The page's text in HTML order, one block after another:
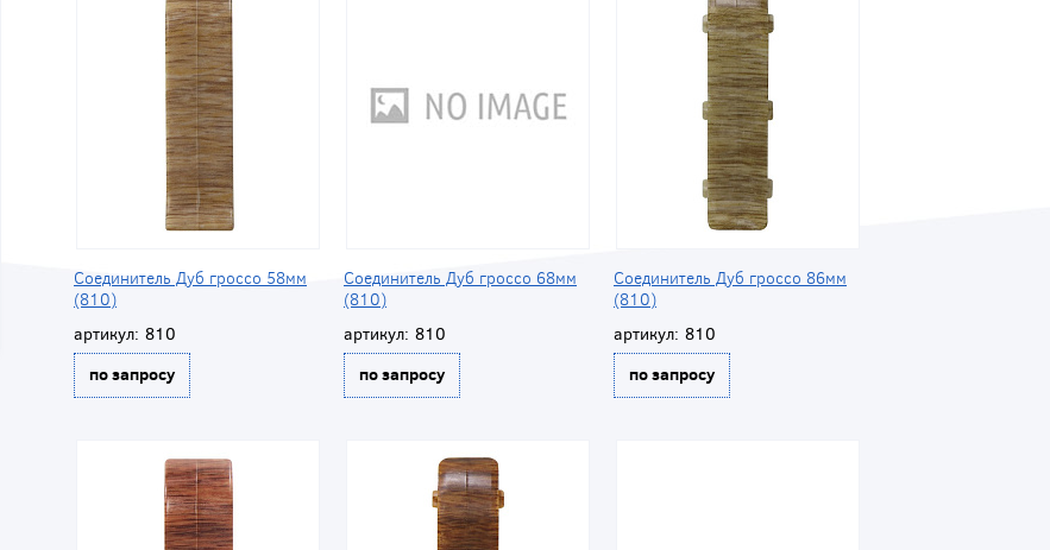
Соединитель Дуб гроссо 58мм
(810)
артикул: 810
по запросу
Соединитель Дуб гроссо 68мм
(810)
артикул: 810
по запросу
Соединитель Дуб гроссо 86мм
(810)
артикул: 810
по запросу